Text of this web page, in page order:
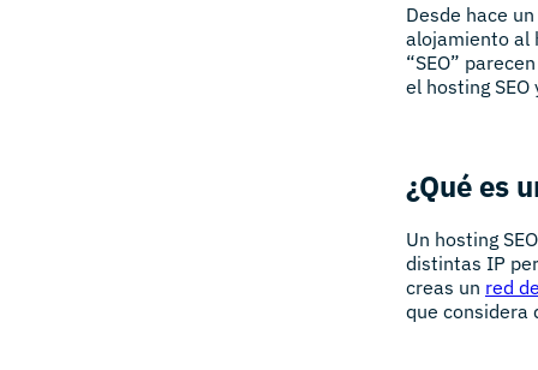
Desde hace
alojamiento al
“SEO”
el hosting
¿Qué es
Un hosting
distintas IP
creas un red
que considera